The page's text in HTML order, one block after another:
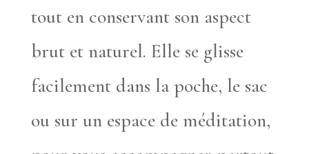
tout en conservant son aspect
brut et naturel. Elle se glisse
facilement dans la poche, le sac
ou sur un espace de méditation,